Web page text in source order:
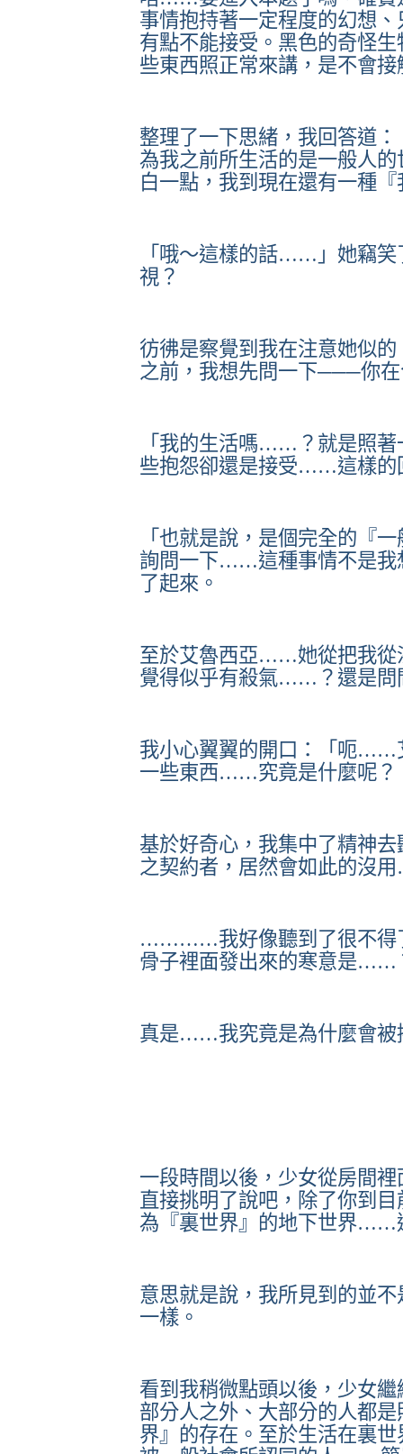
事情抱持著一定程度的幻想
有點不能接受。黑色的奇怪
些東西照正常來講，是不會
整理了一下思緒，我回答道
為我之前所生活的是一般人
白一點，我到現在還有一種
「哦～這樣的話……」她竊
視？
彷彿是察覺到我在注意她似
之前，我想先問一下───你
「我的生活嗎……？就是照著
些抱怨卻還是接受……這樣的
「也就是說，是個完全的『
詢問一下……這種事情不是我
了起來。
至於艾魯西亞……她從把我從
覺得似乎有殺氣……？還是
我小心翼翼的開口：「呃……
一些東西……究竟是什麼呢？
基於好奇心，我集中了精神
之契約者，居然會如此的
…………我好像聽到了很不得
骨子裡面發出來的寒意是……
真是……我究竟是為什麼會
一段時間以後，少女從房間
直接挑明了說吧，除了你到
為『裏世界』的地下世界……
意思就是說，我所見到的並
一樣。
看到我稍微點頭以後，少女
部分人之外、大部分的人都
界』的存在。至於生活在裏